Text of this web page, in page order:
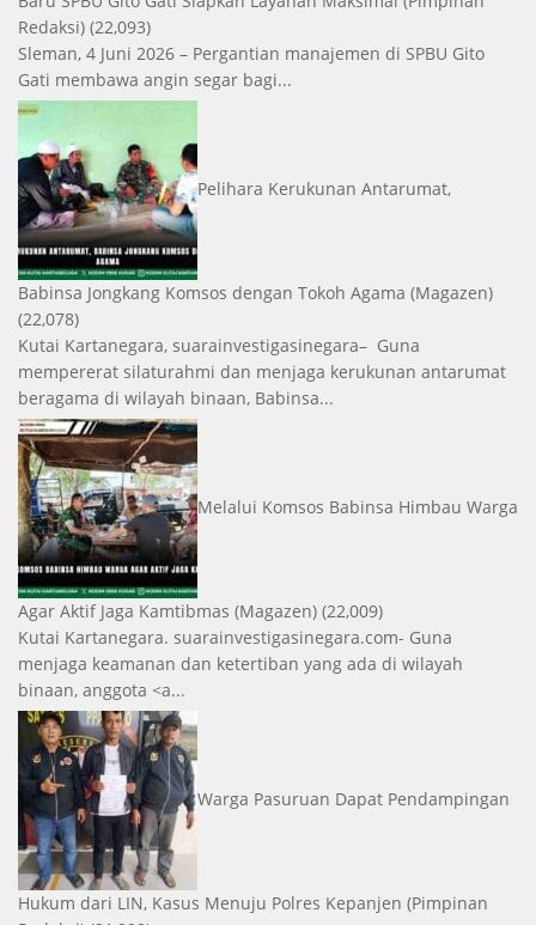
Redaksi) (22,093)
Sleman, 4 Juni 2026 – Pergantian manajemen di SPBU Gito
Gati membawa angin segar bagi...
Pelihara Kerukunan Antarumat,
Babinsa Jongkang Komsos dengan Tokoh Agama (Magazen)
(22,078)
Kutai Kartanegara, suarainvestigasinegara– Guna
mempererat silaturahmi dan menjaga kerukunan antarumat
beragama di wilayah binaan, Babinsa...
Melalui Komsos Babinsa Himbau Warga
Agar Aktif Jaga Kamtibmas (Magazen) (22,009)
Kutai Kartanegara. suarainvestigasinegara.com- Guna
menjaga keamanan dan ketertiban yang ada di wilayah
binaan, anggota <a...
Warga Pasuruan Dapat Pendampingan
Hukum dari LIN, Kasus Menuju Polres Kepanjen (Pimpinan